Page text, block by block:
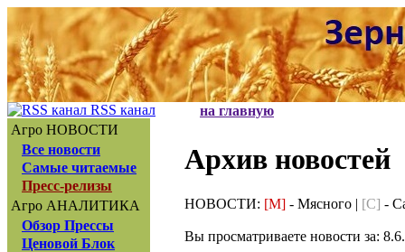
RSS канал
Агро НОВОСТИ
Все новости
Самые читаемые
Пресс-релизы
Агро АНАЛИТИКА
Обзор Прессы
Ценовой Блок
на главную
Архив новостей
НОВОСТИ: [М] - Мясного | [С] -
Вы просматриваете новости за: